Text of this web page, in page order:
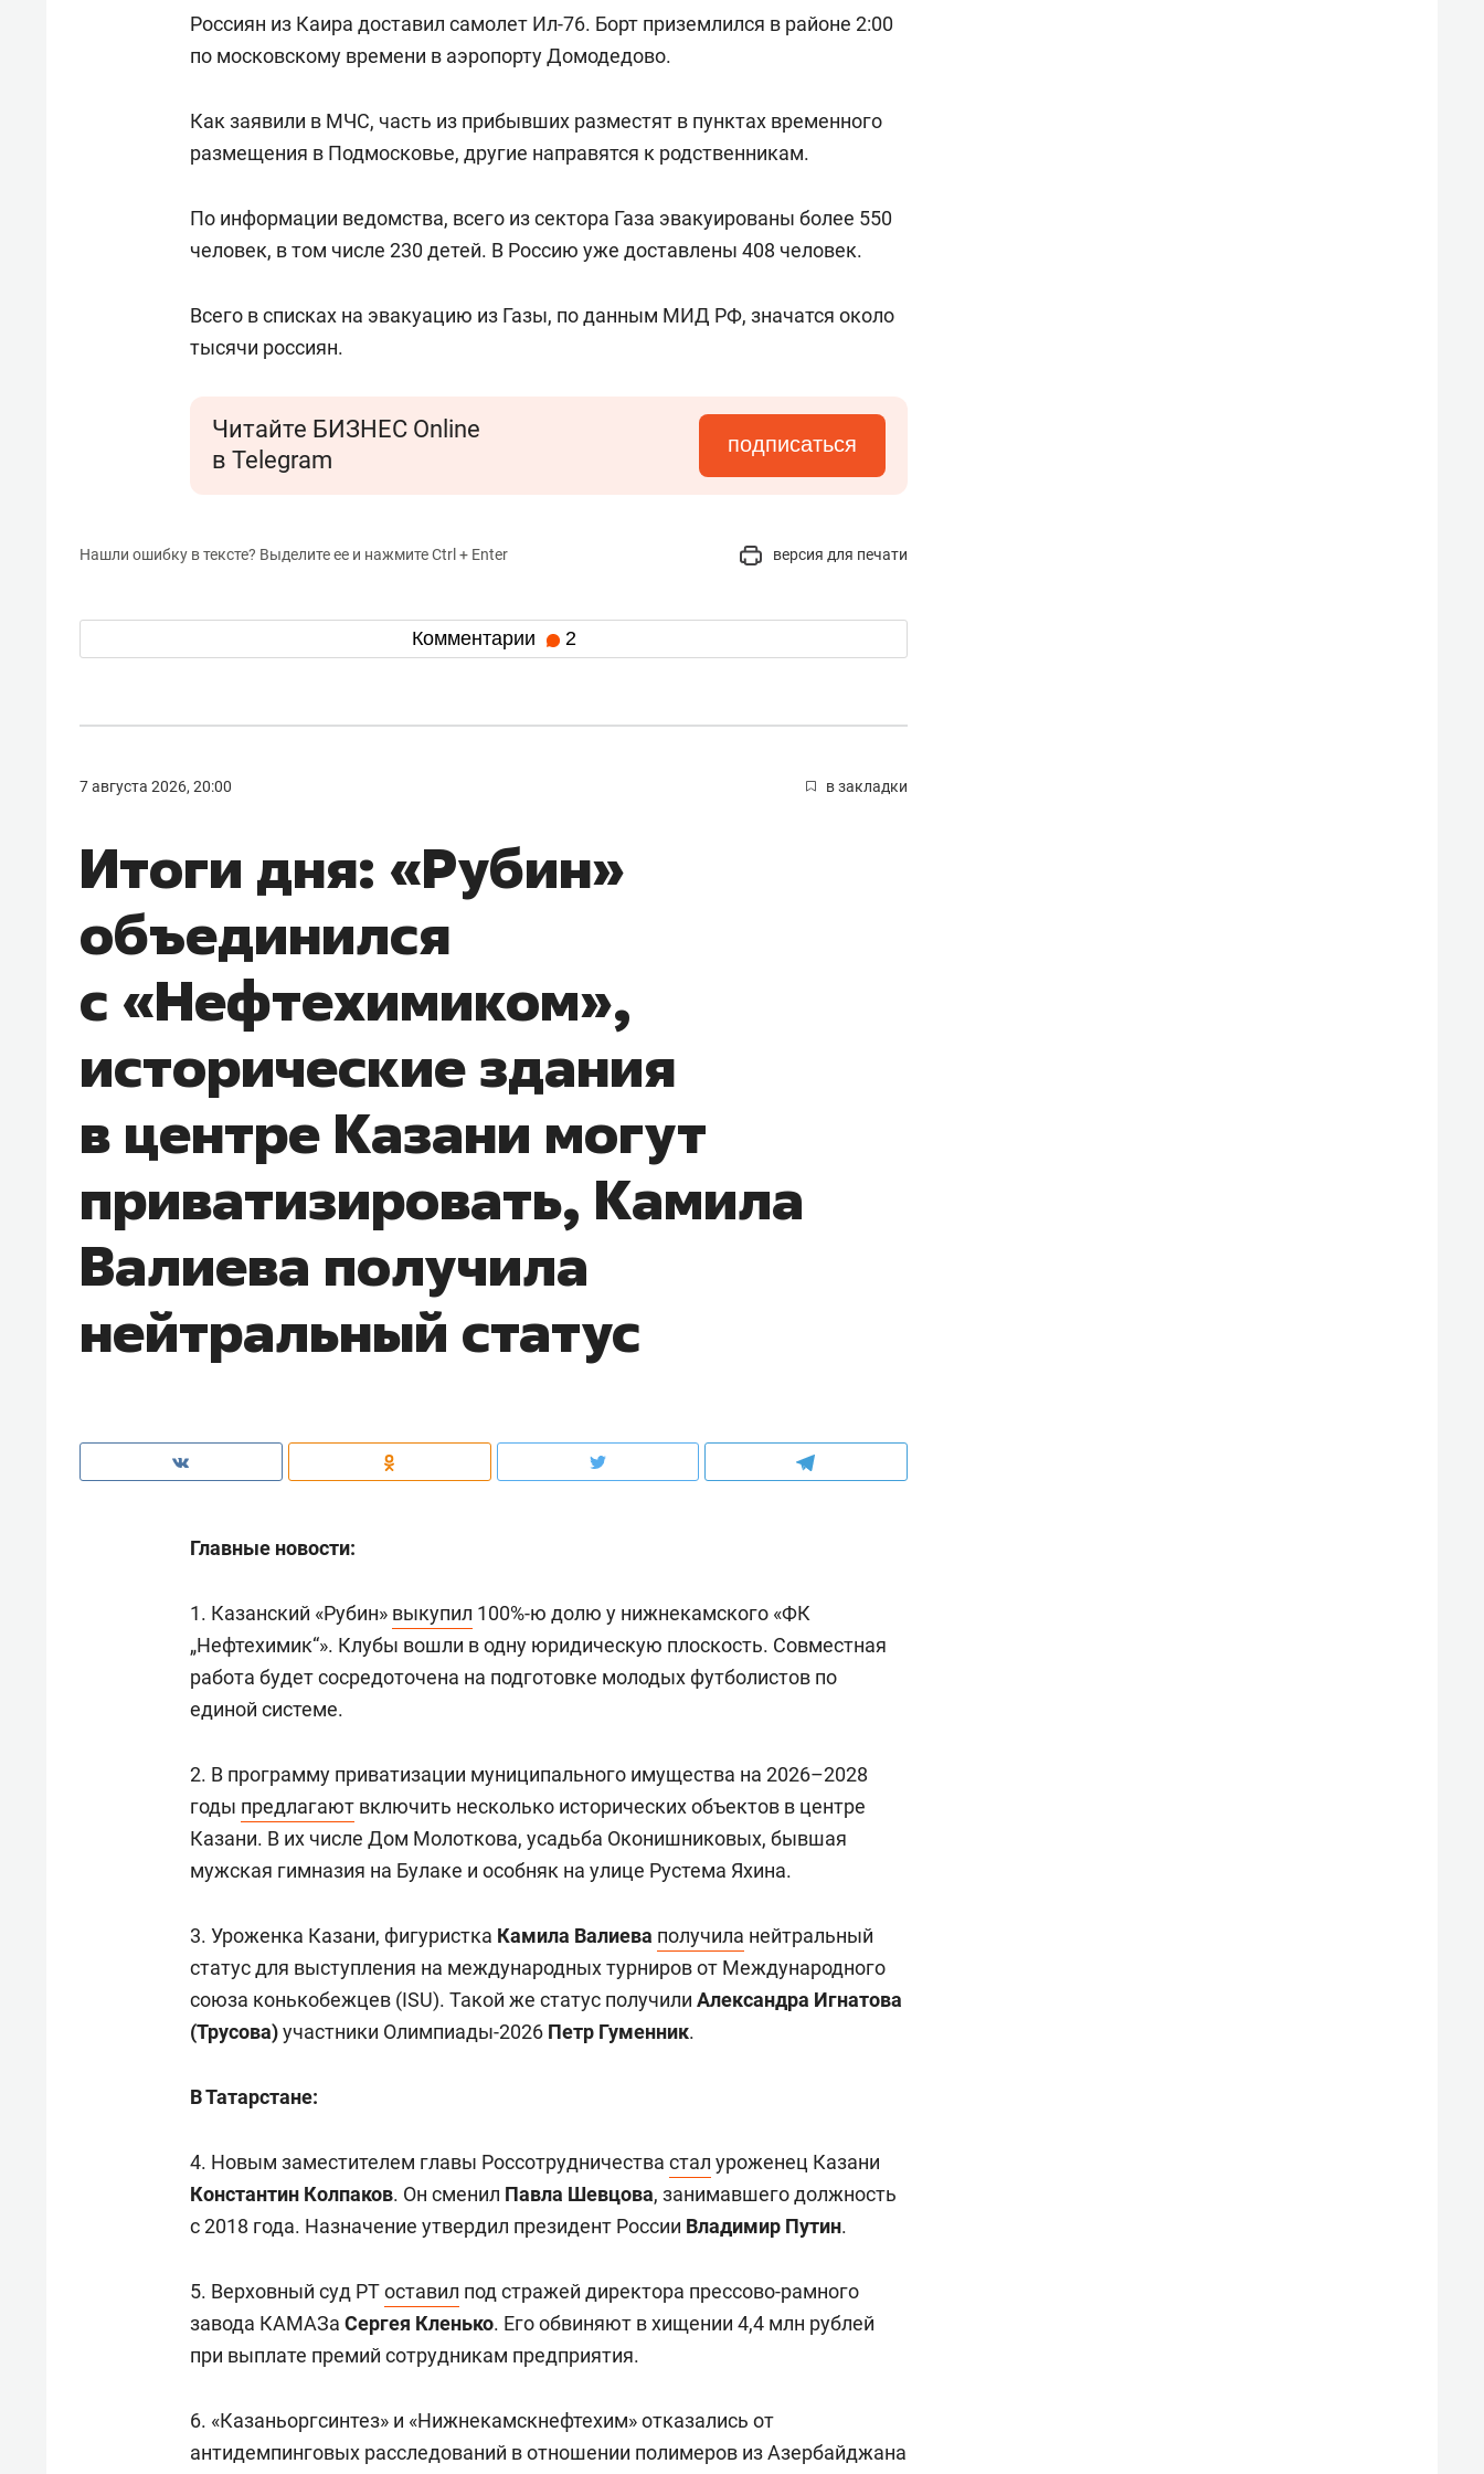
Россиян из Каира доставил самолет Ил-76. Борт приземлился в районе 2:00
по московскому времени в аэропорту Домодедово.
Как заявили в МЧС, часть из прибывших разместят в пунктах временного
размещения в Подмосковье, другие направятся к родственникам.
По информации ведомства, всего из сектора Газа эвакуированы более 550
человек, в том числе 230 детей. В Россию уже доставлены 408 человек.
Всего в списках на эвакуацию из Газы, по данным МИД РФ, значатся около
тысячи россиян.
Читайте БИЗНЕС Online
в Telegram
подписаться
Нашли ошибку в тексте? Выделите ее и нажмите Ctrl + Enter версия для печати
Комментарии 2
7 августа 2026, 20:00 в закладки
Итоги дня: «Рубин»
объединился
с «Нефтехимиком»,
исторические здания
в центре Казани могут
приватизировать, Камила
Валиева получила
нейтральный статус
Главные новости:
1. Казанский «Рубин» выкупил 100%-ю долю у нижнекамского «ФК
„Нефтехимик“». Клубы вошли в одну юридическую плоскость. Совместная
работа будет сосредоточена на подготовке молодых футболистов по
единой системе.
2. В программу приватизации муниципального имущества на 2026–2028
годы предлагают включить несколько исторических объектов в центре
Казани. В их числе Дом Молоткова, усадьба Оконишниковых, бывшая
мужская гимназия на Булаке и особняк на улице Рустема Яхина.
3. Уроженка Казани, фигуристка Камила Валиева получила нейтральный
статус для выступления на международных турниров от Международного
союза конькобежцев (ISU). Такой же статус получили Александра Игнатова
(Трусова)участники Олимпиады-2026 Петр Гуменник.
В Татарстане:
4. Новым заместителем главы Россотрудничества стал уроженец Казани
Константин Колпаков. Он сменил Павла Шевцова, занимавшего должность
с 2018 года. Назначение утвердил президент России Владимир Путин.
5. Верховный суд РТоставил под стражей директора прессово-рамного
завода КАМАЗа Сергея Кленько. Его обвиняют в хищении 4,4 млн рублей
при выплате премий сотрудникам предприятия.
6. «Казаньоргсинтез» и «Нижнекамскнефтехим» отказались от
антидемпинговых расследований в отношении полимеров из Азербайджана